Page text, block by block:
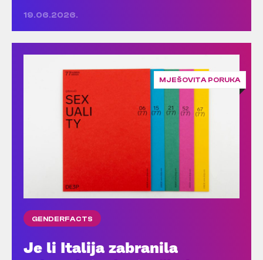
19.06.2026.
MJEŠOVITA PORUKA
GENDERFACTS
Je li Italija zabranila